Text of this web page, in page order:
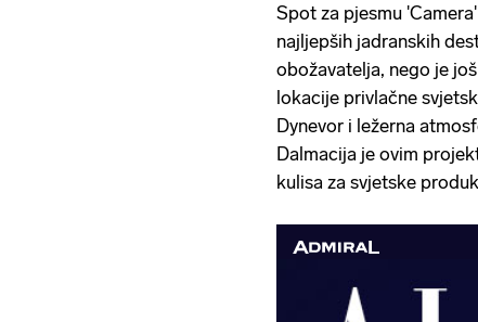
Spot za pjesmu 'Camera'
najljepših jadranskih
obožavatelja, nego je
lokacije privlačne
Dynevor i ležerna
Dalmacija je ovim
kulisa za svjetske